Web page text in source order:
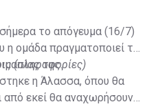
το απόγευμα (16/7)
η ομάδα πραγματοποιεί το
της.
(πληροφορίες)
η Άλασσα, όπου θα
από εκεί θα αναχωρήσουν